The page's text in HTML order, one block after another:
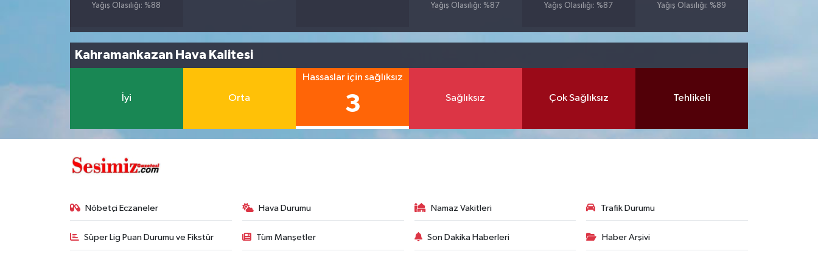
Yağış Olasılığı: %88
Yağış Olasılığı: %87
Yağış Olasılığı: %87
Yağış Olasılığı: %89
Kahramankazan Hava Kalitesi
İyi Orta
Hassaslar için sağlıksız
3 Sağlıksız Çok Sağlıksız Tehlikeli
Nöbetçi Eczaneler Hava Durumu Namaz Vakitleri Trafik Durumu
Süper Lig Puan Durumu ve Fikstür Tüm Manşetler Son Dakika Haberleri Haber Arşivi